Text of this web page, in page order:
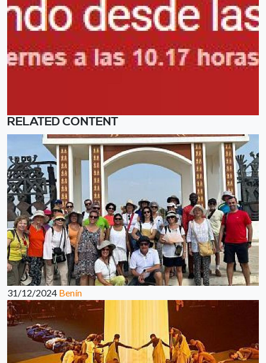
RELATED CONTENT
31/12/2024 Benín